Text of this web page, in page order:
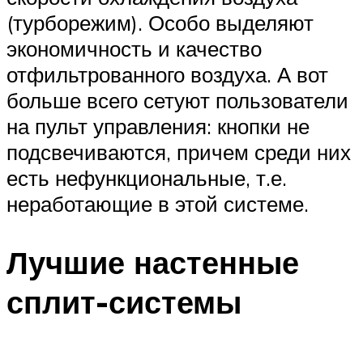
(турборежим). Особо выделяют
экономичность и качество
отфильтрованного воздуха. А вот
больше всего сетуют пользователи
на пульт управления: кнопки не
подсвечиваются, причем среди них
есть нефункциональные, т.е.
неработающие в этой системе.
Лучшие настенные
сплит-системы